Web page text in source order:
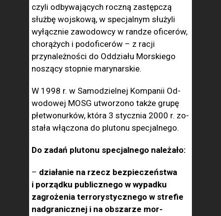
czyli odbywających roczną zastępczą
służ­bę wojskową, w spe­cjalnym służyli
wy­łącznie zawodowcy w randze oficerów,
chorążych i pod­oficerów – z racji
przynależności do Oddziału Morskie­go
noszący stop­nie marynarskie.
W 1998 r. w Samo­dzielnej Kompanii Od­
wodowej MOSG utworzono także grupę
płetwonurków, która 3 stycznia 2000 r. zo­
stała włączona do plutonu specjalnego.
Do zadań plutonu specjalnego należało:
– działanie na rzecz bez­pieczeństwa
i porządku publicznego w wypadku
zagrożenia terrory­stycznego w strefie
nadgranicznej i na obszarze mor­